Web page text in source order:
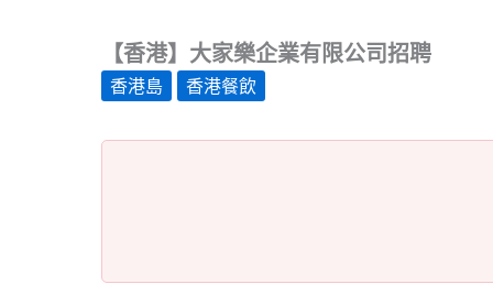
【香港】大家樂企業有限公司招聘
香港島 香港餐飲